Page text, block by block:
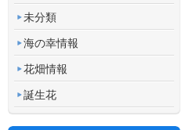
未分類
海の幸情報
花畑情報
誕生花